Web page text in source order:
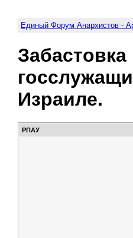
Единый Форум Анархистов -
Забастовка
Израиле.
РПАУ